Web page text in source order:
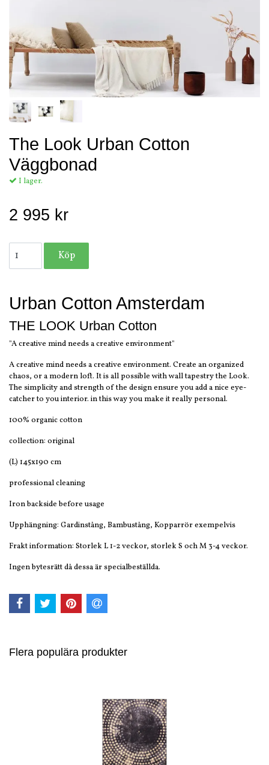
The Look Urban Cotton
Väggbonad
I lager.
2 995 kr
Urban Cotton Amsterdam
THE LOOK Urban Cotton
"A creative mind needs a creative environment"
A creative mind needs a creative environment. Create an organized
chaos, or a modern loft. It is all possible with wall tapestry the Look.
The simplicity and strength of the design ensure you add a nice eye-
catcher to you interior. in this way you make it really personal.
100% organic cotton
collection: original
(L) 145x190 cm
professional cleaning
Iron backside before usage
Upphängning: Gardinstång, Bambustång, Kopparrör exempelvis
Frakt information: Storlek L 1-2 veckor, storlek S och M 3-4 veckor.
Ingen bytesrätt då dessa är specialbeställda.
Flera populära produkter